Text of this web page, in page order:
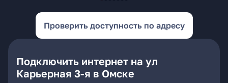
Проверить доступность по адресу
Подключить интернет на ул
Карьерная 3-я в Омске